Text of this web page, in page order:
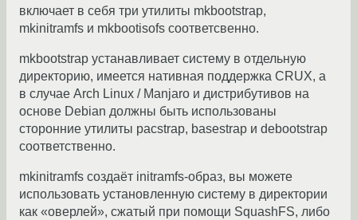
включает в себя три утилиты mkbootstrap,
mkinitramfs и mkbootisofs соответсвенно.
mkbootstrap устанавливает систему в отдельную
директорию, имеется нативная поддержка CRUX, а
в случае Arch Linux / Manjaro и дистрибутивов на
основе Debian должны быть использованы
сторонние утилиты pacstrap, basestrap и debootstrap
соответственно.
mkinitramfs создаёт initramfs-образ, вы можете
использовать установленную систему в директории
как «оверлей», сжатый при помощи SquashFS, либо